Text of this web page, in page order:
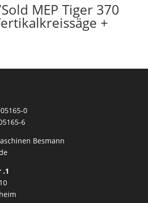
MEP Tiger 370
+
0
6
.1